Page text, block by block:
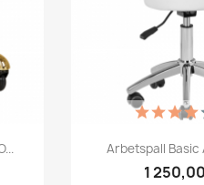

Arbetspall Basic
1